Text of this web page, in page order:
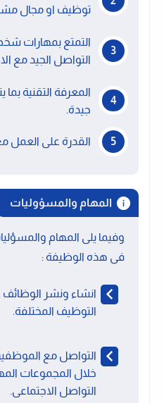
توظيف او مجال
التمتع بمهارات
التواصل الجيد مع
المعرفة التقنية
جيدة.
القدرة على العمل
المهام والمسؤوليات
وفيما يلى المهام
فى هذه الوظيفة :
انشاء ونشر
التوظيف المختلفة.
التواصل مع
خلال المجموعات
التواصل الاجتماعى.